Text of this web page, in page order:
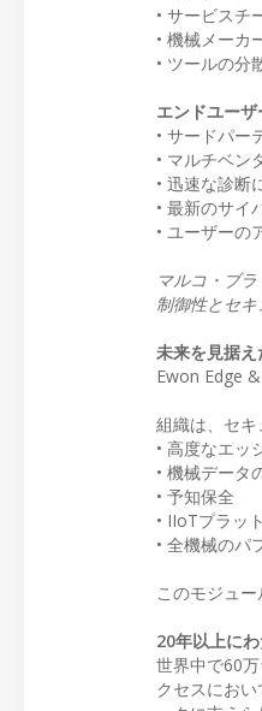
• サービスチ
• 機械メーカ
• ツールの分
エンドユー
• サードパー
• マルチベン
• 迅速な診断
• 最新のサイ
• ユーザーの
マルコ・ブ
制御性とセ
未来を見据え
Ewon Edge
組織は、セキ
• 高度なエッ
• 機械データ
• 予知保全
• IIoTプラッ
• 全機械のパ
このモジュ
20年以上に
世界中で60
クセスにお